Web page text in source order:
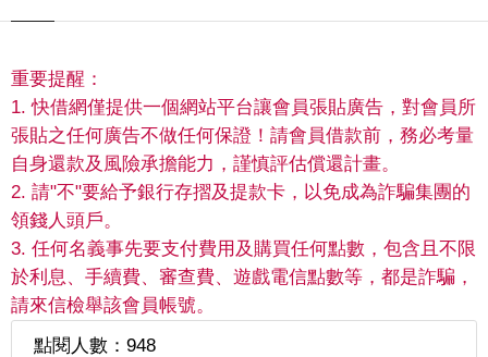
重要提醒：
1. 快借網僅提供一個網站平台讓會員張貼廣告，對會員所
張貼之任何廣告不做任何保證！請會員借款前，務必考量
自身還款及風險承擔能力，謹慎評估償還計畫。
2. 請"不"要給予銀行存摺及提款卡，以免成為詐騙集團的
領錢人頭戶。
3. 任何名義事先要支付費用及購買任何點數，包含且不限
於利息、手續費、審查費、遊戲電信點數等，都是詐騙，
請來信檢舉該會員帳號。
點閱人數：948